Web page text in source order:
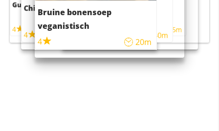
Guacamole
4
Chili con carne
4 45m
Bruine bonensoep
veganistisch
4
20m
Sushi rijstsalade
maaltijdsalade
40m
4 55m